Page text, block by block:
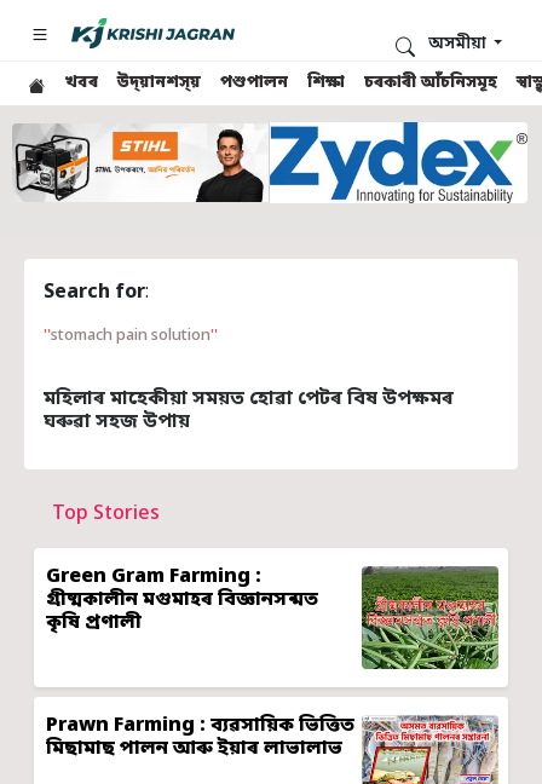
খবৰ উদ্য়ানশস্য় পশুপালন শিক্ষা চৰকাৰী আঁচনিসমূহ
অসমীয়া
Search for:
stomach pain solution
মহিলাৰ মাহেকীয়া সময়ত হোৱা পেটৰ বিষ উপক্ষমৰ
ঘৰুৱা সহজ উপায়
Top Stories
Green Gram Farming :
গ্ৰীষ্মকালীন মগুমাহৰ বিজ্ঞানসন্মত
কৃষি প্ৰণালী
Prawn Farming : ব্যৱসায়িক ভিত্তিত
মিছামাছ পালন আৰু ইয়াৰ লাভালাভ